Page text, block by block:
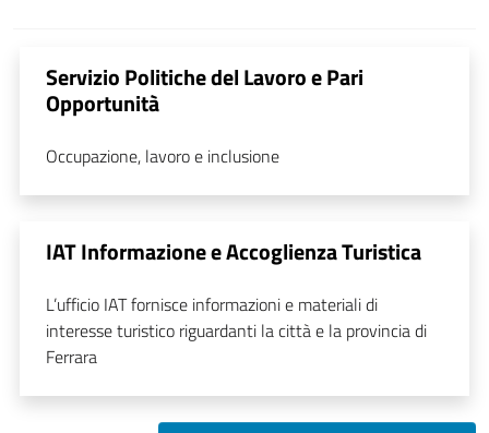
Servizio Politiche del Lavoro e Pari
Opportunità
Occupazione, lavoro e inclusione
IAT Informazione e Accoglienza Turistica
L’ufficio IAT fornisce informazioni e materiali di
interesse turistico riguardanti la città e la provincia di
Ferrara